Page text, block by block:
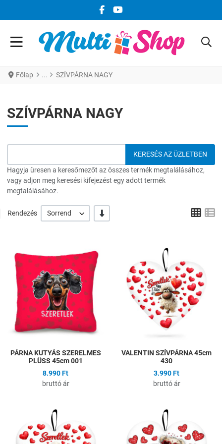
FACEBOOK KÖZÖSSÉGI LINK
YOUTUBE KÖZÖSSÉGI LINK
Főlap SZÍVPÁRNA NAGY
SZÍVPÁRNA NAGY
Hagyja üresen a keresőmezőt az összes termék megtalálásához,
vagy adjon meg keresési kifejezést egy adott termék
megtalálásához.
Rendezés Sorrend -/+ Grid
Hozzáadás a kívánságlistához
Összehasonlítás
Gyors nézet
PÁRNA KUTYÁS SZERELMES
PLÜSS 45cm 001
8.990 Ft
bruttó ár
VALENTIN SZÍVPÁRNA 45cm
430
3.990 Ft
bruttó ár
Hozzáadás a kívánságlistához
Összehasonlítás